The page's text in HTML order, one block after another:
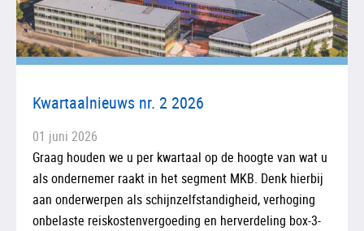
Kwartaalnieuws nr. 2 2026
01 juni 2026
Graag houden we u per kwartaal op de hoogte van wat u
als ondernemer raakt in het segment MKB. Denk hierbij
aan onderwerpen als schijnzelfstandigheid, verhoging
onbelaste reiskostenvergoeding en herverdeling box-3-